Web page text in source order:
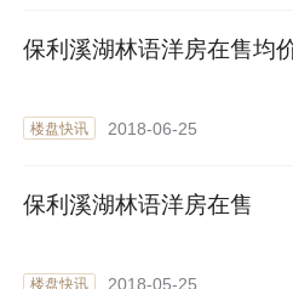
保利溪湖林语洋房在售均
楼盘快讯 2018-06-25
保利溪湖林语洋房在售
楼盘快讯 2018-05-25